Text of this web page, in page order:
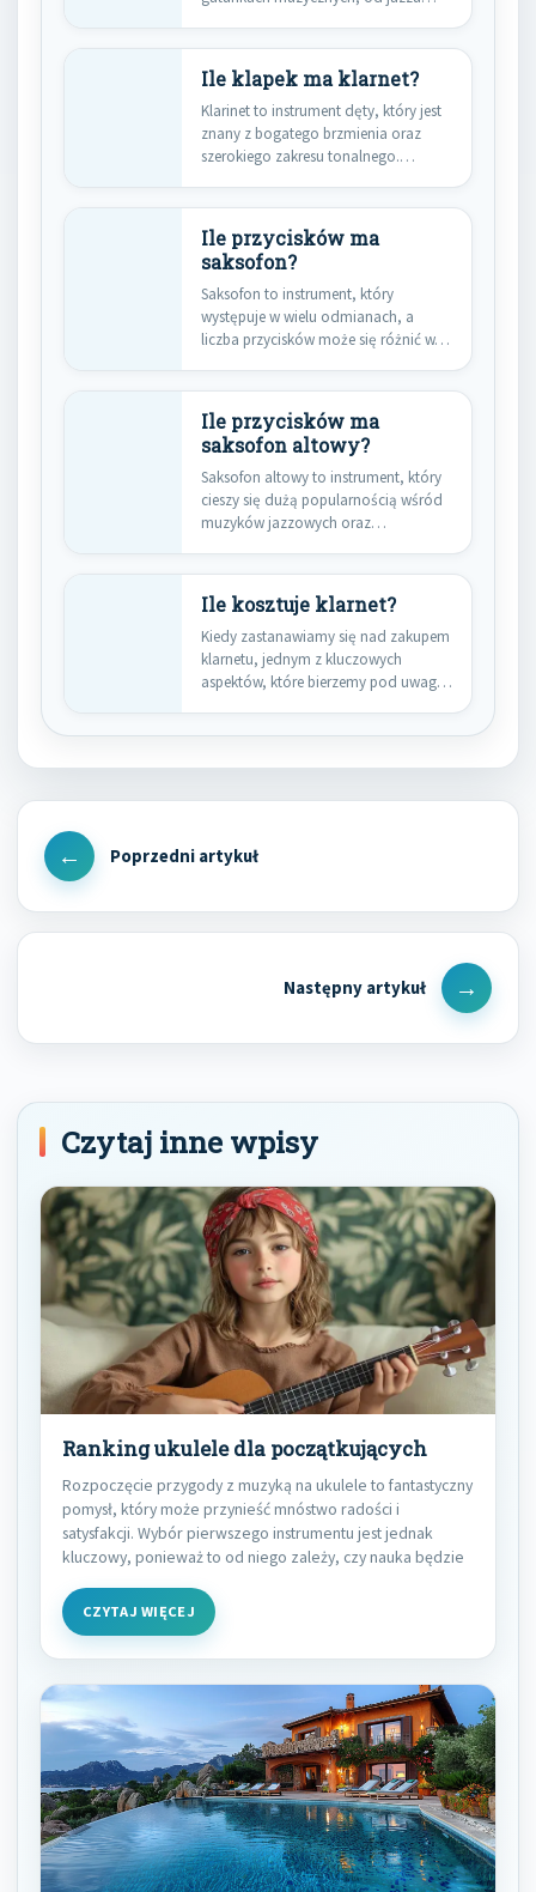
Ile klapek ma klarnet?
Klarinet to instrument dęty, który jest
znany z bogatego brzmienia oraz
szerokiego zakresu tonalnego.
Ile przycisków ma
saksofon?
Saksofon to instrument, który
występuje w wielu odmianach, a
liczba przycisków może się różnić w…
Ile przycisków ma
saksofon altowy?
Saksofon altowy to instrument, który
cieszy się dużą popularnością wśród
muzyków jazzowych oraz
Ile kosztuje klarnet?
Kiedy zastanawiamy się nad zakupem
klarnetu, jednym z kluczowych
aspektów, które bierzemy pod uwagę,
Nawigacja
wpisu
Previous
Next
Post
Czytaj inne wpisy
Ranking ukulele dla początkujących
Rozpoczęcie przygody z muzyką na ukulele to fantastyczny
pomysł, który może przynieść mnóstwo radości i
satysfakcji. Wybór pierwszego instrumentu jest jednak
kluczowy, ponieważ to od niego zależy, czy nauka będzie
CZYTAJ WIĘCEJ